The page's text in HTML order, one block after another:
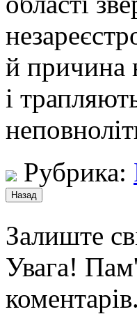
й причина
і
Рубрика:
Залиште
Увага!
коментарів.